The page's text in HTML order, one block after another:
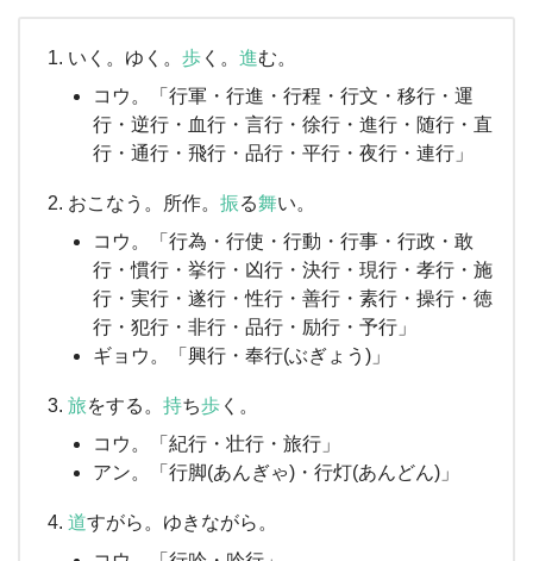
いく。ゆく。 歩 く。 進む。
コウ。「行軍・行進・行程・行文・移行・運
行・逆行・血行・言行・徐行・進行・随行・直
行・通行・飛行・品行・平行・夜行・連行」
おこなう。所作。 振る舞い。
コウ。「行為・行使・行動・行事・行政・敢
行・慣行・挙行・凶行・決行・現行・孝行・施
行・実行・遂行・性行・善行・素行・操行・徳
行・犯行・非行・品行・励行・予行」
ギョウ。「興行・奉行(ぶぎょう)」
旅をする。 持ち歩 く。
コウ。「紀行・壮行・旅行」
アン。「行脚(あんぎゃ)・行灯(あんどん)」
道すがら。ゆきながら。